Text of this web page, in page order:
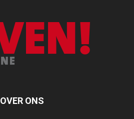
OVER ONS